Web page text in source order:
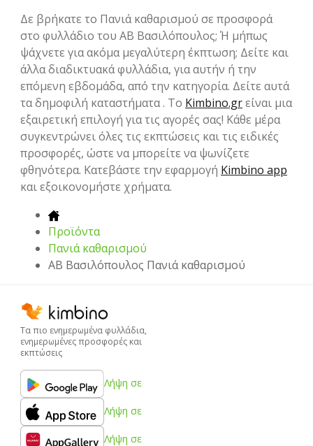
Δε βρήκατε το Πανιά καθαρισμού σε προσφορά
στο φυλλάδιο του ΑΒ Βασιλόπουλος; Ή μήπως
ψάχνετε για ακόμα μεγαλύτερη έκπτωση; Δείτε και
άλλα διαδικτυακά φυλλάδια, για αυτήν ή την
επόμενη εβδομάδα, από την κατηγορία. Δείτε αυτά
τα δημοφιλή καταστήματα . Το Kimbino.grείναι μια
εξαιρετική επιλογή για τις αγορές σας! Κάθε μέρα
συγκεντρώνει όλες τις εκπτώσεις και τις ειδικές
προσφορές, ώστε να μπορείτε να ψωνίζετε
φθηνότερα. Κατεβάστε την εφαρμογή Kimbino app
και εξοικονομήστε χρήματα.
Προϊόντα
Πανιά καθαρισμού
ΑΒ Βασιλόπουλος Πανιά καθαρισμού
Τα πιο ενημερωμένα φυλλάδια,
ενημερωμένες προσφορές και
εκπτώσεις
Λήψη σε
Λήψη σε
Λήψη σε